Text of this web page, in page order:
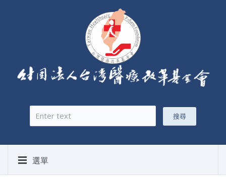
搜尋表單
搜尋
選單